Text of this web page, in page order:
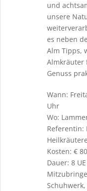
und
unsere
es neben
Alm Tipps,
Almkräuter
Genuss
Wann:
Uhr
Wo:
Referentin:
Kosten: €
Dauer: 8 UE